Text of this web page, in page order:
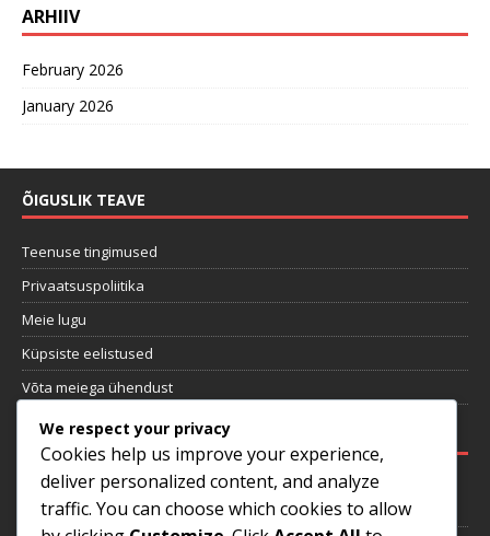
ARHIIV
February 2026
January 2026
ÕIGUSLIK TEAVE
Teenuse tingimused
Privaatsuspoliitika
Meie lugu
Küpsiste eelistused
Võta meiega ühendust
VIIMASED POSTITUSED
Pakkumise strateegia väljatöötamine: mänguplaan, skautimine,
kohanemisvõime
We respect your privacy
Cookies help us improve your experience,
deliver personalized content, and analyze
traffic. You can choose which cookies to allow